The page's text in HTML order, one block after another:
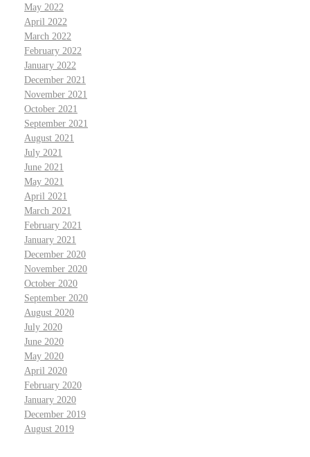
May 2022
April 2022
March 2022
February 2022
January 2022
December 2021
November 2021
October 2021
September 2021
August 2021
July 2021
June 2021
May 2021
April 2021
March 2021
February 2021
January 2021
December 2020
November 2020
October 2020
September 2020
August 2020
July 2020
June 2020
May 2020
April 2020
February 2020
January 2020
December 2019
August 2019